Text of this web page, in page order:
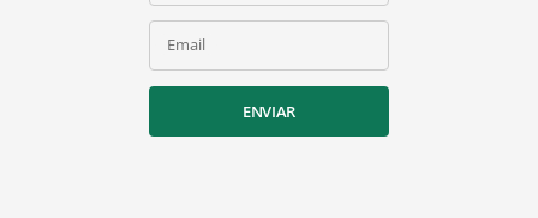
Email
ENVIAR